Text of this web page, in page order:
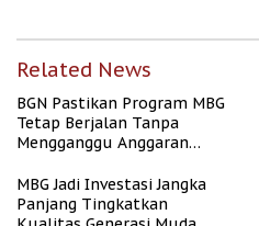
Related News
BGN Pastikan Program MBG
Tetap Berjalan Tanpa
Mengganggu Anggaran
MBG Jadi Investasi Jangka
Panjang Tingkatkan